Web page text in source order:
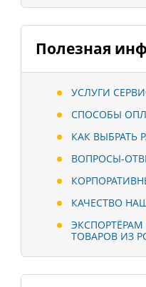
Полезная
УСЛУГИ
СПОСОБЫ
КАК ВЫБРАТЬ
ВОПРОСЫ-
КАЧЕСТВО
ТОВАРОВ ИЗ